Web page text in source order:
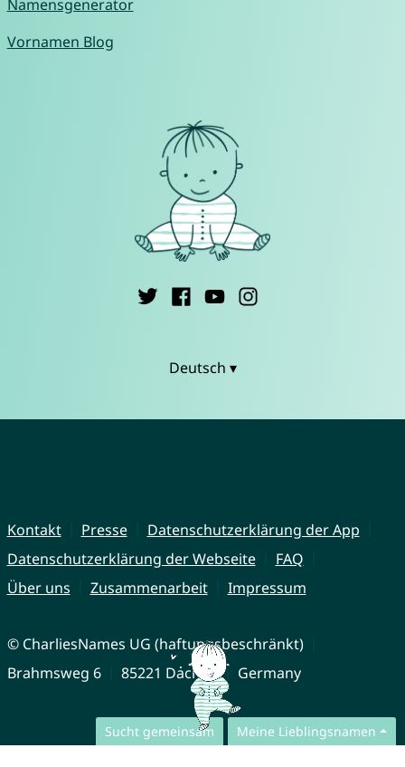
Sucht gemeinsam Meine Lieblingsnamen
Namensgenerator
Vornamen Blog
Deutsch ▾
Kontakt Presse
Datenschutzerklärung der App
Datenschutzerklärung der Webseite
FAQ
Über uns
Zusammenarbeit Impressum
© CharliesNames UG (haftungsbeschränkt)
Brahmsweg 6
85221 Dachau Germany